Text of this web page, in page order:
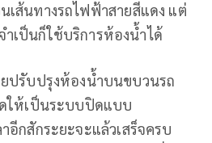
เส้นทางรถไฟฟ้าสายสีแดง แต่
เป็นก็ใช้บริการห้องน้ำได้
ปรับปรุงห้องน้ำบนขบวนรถ
ให้เป็นระบบปิดแบบ
อีกสักระยะจะแล้วเสร็จครบ